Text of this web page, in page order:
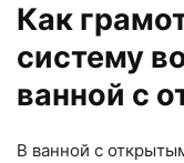
Как
систему
ванной с
В ванной с